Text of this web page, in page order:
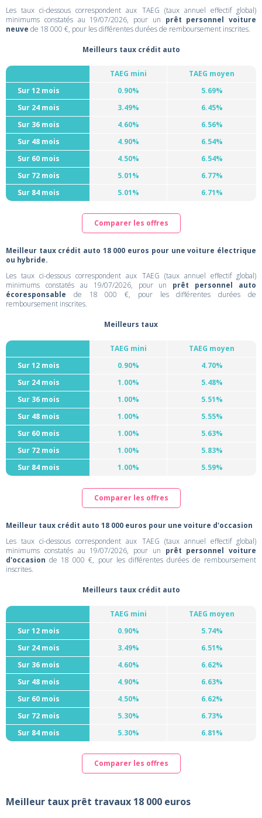
Les taux ci-dessous correspondent aux TAEG (taux annuel effectif global)
minimums constatés au 19/07/2026, pour un prêt personnel voiture
neuve de 18 000 €, pour les différentes durées de remboursement inscrites.
Meilleurs taux crédit auto
TAEG mini
TAEG moyen
Sur 12 mois
0.90%
5.69%
Sur 24 mois
3.49%
6.45%
Sur 36 mois
4.60%
6.56%
Sur 48 mois
4.90%
6.54%
Sur 60 mois
4.50%
6.54%
Sur 72 mois
5.01%
6.77%
Sur 84 mois
5.01% 6.71%
Comparer les offres
Meilleur taux crédit auto 18 000 euros pour une voiture électrique
ou hybride.
Les taux ci-dessous correspondent aux TAEG (taux annuel effectif global)
minimums constatés au 19/07/2026, pour un prêt personnel auto
écoresponsable de 18 000 €, pour les différentes durées de
remboursement inscrites.
Meilleurs taux
TAEG mini
TAEG moyen
Sur 12 mois
0.90%
4.70%
Sur 24 mois
1.00%
5.48%
Sur 36 mois
1.00%
5.51%
Sur 48 mois
1.00%
5.55%
Sur 60 mois
1.00%
5.63%
Sur 72 mois
1.00%
5.83%
Sur 84 mois
1.00% 5.59%
Comparer les offres
Meilleur taux crédit auto 18 000 euros pour une voiture d'occasion
Les taux ci-dessous correspondent aux TAEG (taux annuel effectif global)
minimums constatés au 19/07/2026, pour un prêt personnel voiture
d'occasion de 18 000 €, pour les différentes durées de remboursement
inscrites.
Meilleurs taux crédit auto
TAEG mini
TAEG moyen
Sur 12 mois
0.90%
5.74%
Sur 24 mois
3.49%
6.51%
Sur 36 mois
4.60%
6.62%
Sur 48 mois
4.90%
6.63%
Sur 60 mois
4.50%
6.62%
Sur 72 mois
5.30%
6.73%
Sur 84 mois
5.30% 6.81%
Comparer les offres
Meilleur taux prêt travaux 18 000 euros